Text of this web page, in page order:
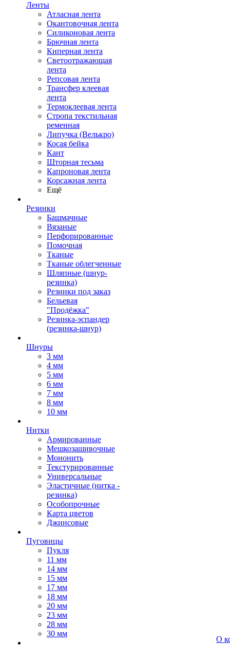
Ленты
Атласная лента
Окантовочная лента
Силиконовая лента
Брючная лента
Киперная лента
Светоотражающая
лента
Репсовая лента
Трансфер клеевая
лента
Термоклеевая лента
Стропа текстильная
ременная
Липучка (Велькро)
Косая бейка
Кант
Шторная тесьма
Капроновая лента
Корсажная лента
Ещё
Резинки
Башмачные
Вязаные
Перфорированные
Помочная
Тканые
Тканые облегченные
Шляпные (шнур-
резинка)
Резинки под заказ
Бельевая
"Продёжка"
Резинка-эспандер
(резинка-шнур)
Шнуры
3 мм
4 мм
5 мм
6 мм
7 мм
8 мм
10 мм
Нитки
Армированные
Мешкозашивочные
Мононить
Текстурированные
Универсальные
Эластичные (нитка -
резинка)
Особопрочные
Карта цветов
Джинсовые
Пуговицы
Пукля
11 мм
14 мм
15 мм
17 мм
18 мм
20 мм
23 мм
28 мм
30 мм
О